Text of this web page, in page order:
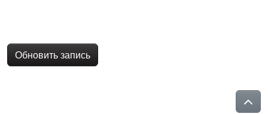
Обновить запись